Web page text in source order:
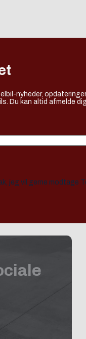
nyheder,
Du kan altid afmelde
jeg vil gerne modtage